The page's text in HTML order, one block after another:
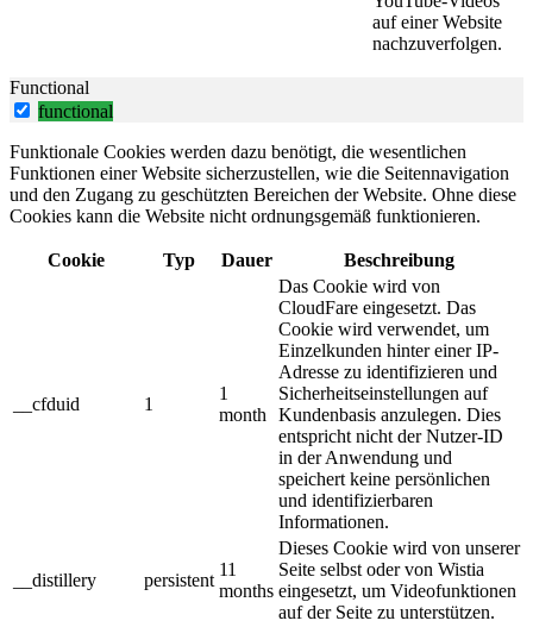
auf einer Website
nachzuverfolgen.
Functional
functional
Funktionale Cookies werden dazu benötigt, die wesentlichen
Funktionen einer Website sicherzustellen, wie die Seitennavigation
und den Zugang zu geschützten Bereichen der Website. Ohne diese
Cookies kann die Website nicht ordnungsgemäß funktionieren.
Cookie Typ Dauer Beschreibung
__cfduid 1
1
month
Das Cookie wird von
CloudFare eingesetzt. Das
Cookie wird verwendet, um
Einzelkunden hinter einer IP-
Adresse zu identifizieren und
Sicherheitseinstellungen auf
Kundenbasis anzulegen. Dies
entspricht nicht der Nutzer-ID
in der Anwendung und
speichert keine persönlichen
und identifizierbaren
Informationen.
__distillery persistent
11
months
Dieses Cookie wird von unserer
Seite selbst oder von Wistia
eingesetzt, um Videofunktionen
auf der Seite zu unterstützen.